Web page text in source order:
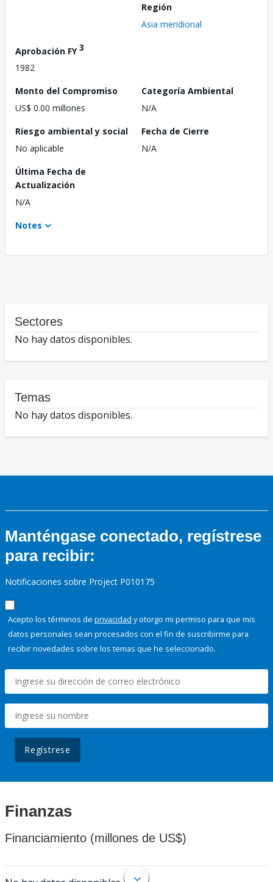
Región
Asia meridional
Aprobación FY3
1982
Monto del Compromiso
US$ 0.00 millones
Categoría Ambiental
N/A
Riesgo ambiental y social
No aplicable
Fecha de Cierre
N/A
Última Fecha de
Actualización
N/A
Notes
Sectores
No hay datos disponibles.
Temas
No hay datos disponibles.
Manténgase conectado, regístrese
para recibir:
Notificaciones sobre Project P010175
Acepto los términos de privacidad y otorgo mi permiso para que mis
datos personales sean procesados con el fin de suscribirme para
recibir novedades sobre los temas que he seleccionado.
Regístrese
Finanzas
Financiamiento (millones de US$)